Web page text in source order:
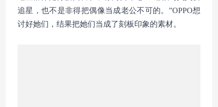
追星，也不是非得把偶像当成老公不可的。”OPPO想
讨好她们，结果把她们当成了刻板印象的素材。